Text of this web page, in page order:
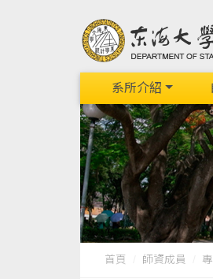
系所介紹
首頁 師資成員